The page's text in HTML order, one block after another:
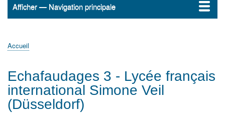
Navigation
Afficher — Navigation principale
Accueil
ActualitésMATh.en.JEANS ?
Régions et Ateliers
Créer, gérer un atelier
Sujets/Publications
Congrès
d'Ariane
Accueil
Echafaudages 3 - Lycée français
international Simone Veil
(Düsseldorf)